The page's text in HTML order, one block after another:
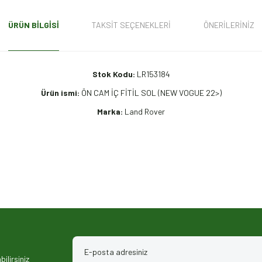
ÜRÜN BILGISI TAKSIT SEÇENEKLERI ÖNERILERINIZ
Stok Kodu: LR153184
Ürün ismi: ÖN CAM İÇ FİTİL SOL (NEW VOGUE 22>)
Marka: Land Rover